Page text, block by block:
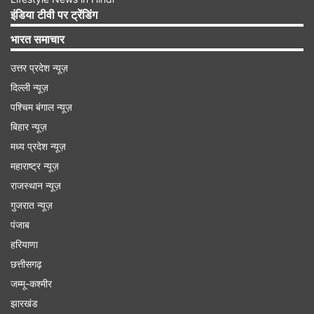
"महान विचारों की अनदेखी"
उन्होंने कहा, "ये स्वामी विवेकानंद और सुभाष चंद्र बोस की
इंडिया टीवी पर ट्रेंडिंग
भारत समाचार
उत्तर प्रदेश न्यूज़
दिल्ली न्यूज़
पश्चिम बंगाल न्यूज़
बिहार न्यूज़
मध्य प्रदेश न्यूज़
महाराष्ट्र न्यूज़
राजस्थान न्यूज़
गुजरात न्यूज़
पंजाब
हरियाणा
छत्तीसगढ़
जम्मू-कश्मीर
झारखंड